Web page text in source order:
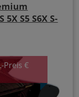
5X S5 S6X S-
Preis €